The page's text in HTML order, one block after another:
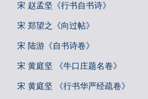
宋 赵孟坚《行书自书诗》
宋 郑望之《向过帖》
宋 陆游《自书诗卷》
宋 黄庭坚 《牛口庄题名卷》
宋 黄庭坚 《行书华严经疏卷》